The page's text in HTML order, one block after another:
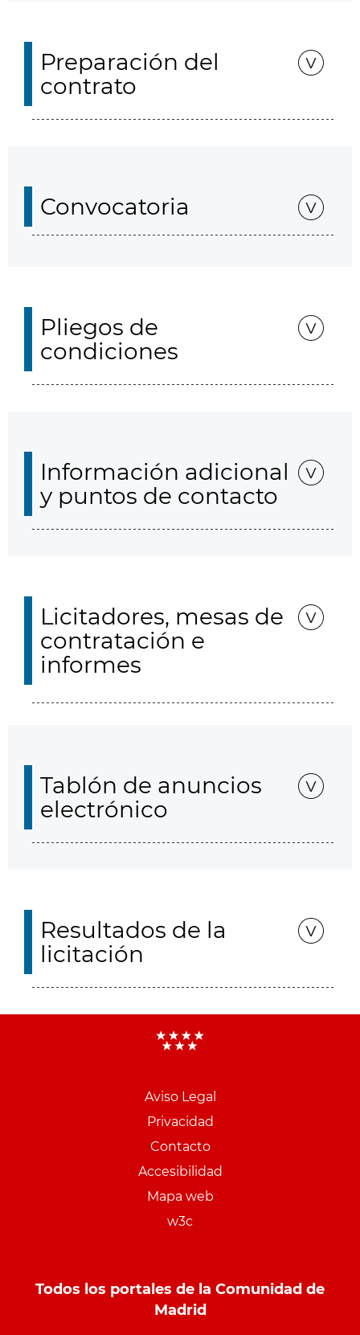
Preparación del
contrato
Convocatoria
Pliegos de
condiciones
Información adicional
y puntos de contacto
Licitadores, mesas de
contratación e
informes
Tablón de anuncios
electrónico
Resultados de la
licitación
Aviso Legal
Privacidad
Contacto
Accesibilidad
Mapa web
w3c
Todos los portales de la Comunidad de
Madrid